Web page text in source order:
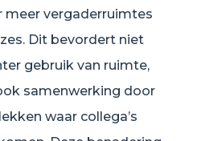
meer vergaderruimtes
Dit bevordert niet
gebruik van ruimte,
samenwerking door
waar collega’s